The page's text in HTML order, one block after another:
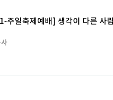
주일축제예배] 생각이 다른 사